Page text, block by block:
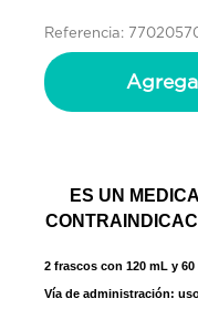
Referencia:
ES UN
2 frascos con 120 mL y 60
Vía de administración: